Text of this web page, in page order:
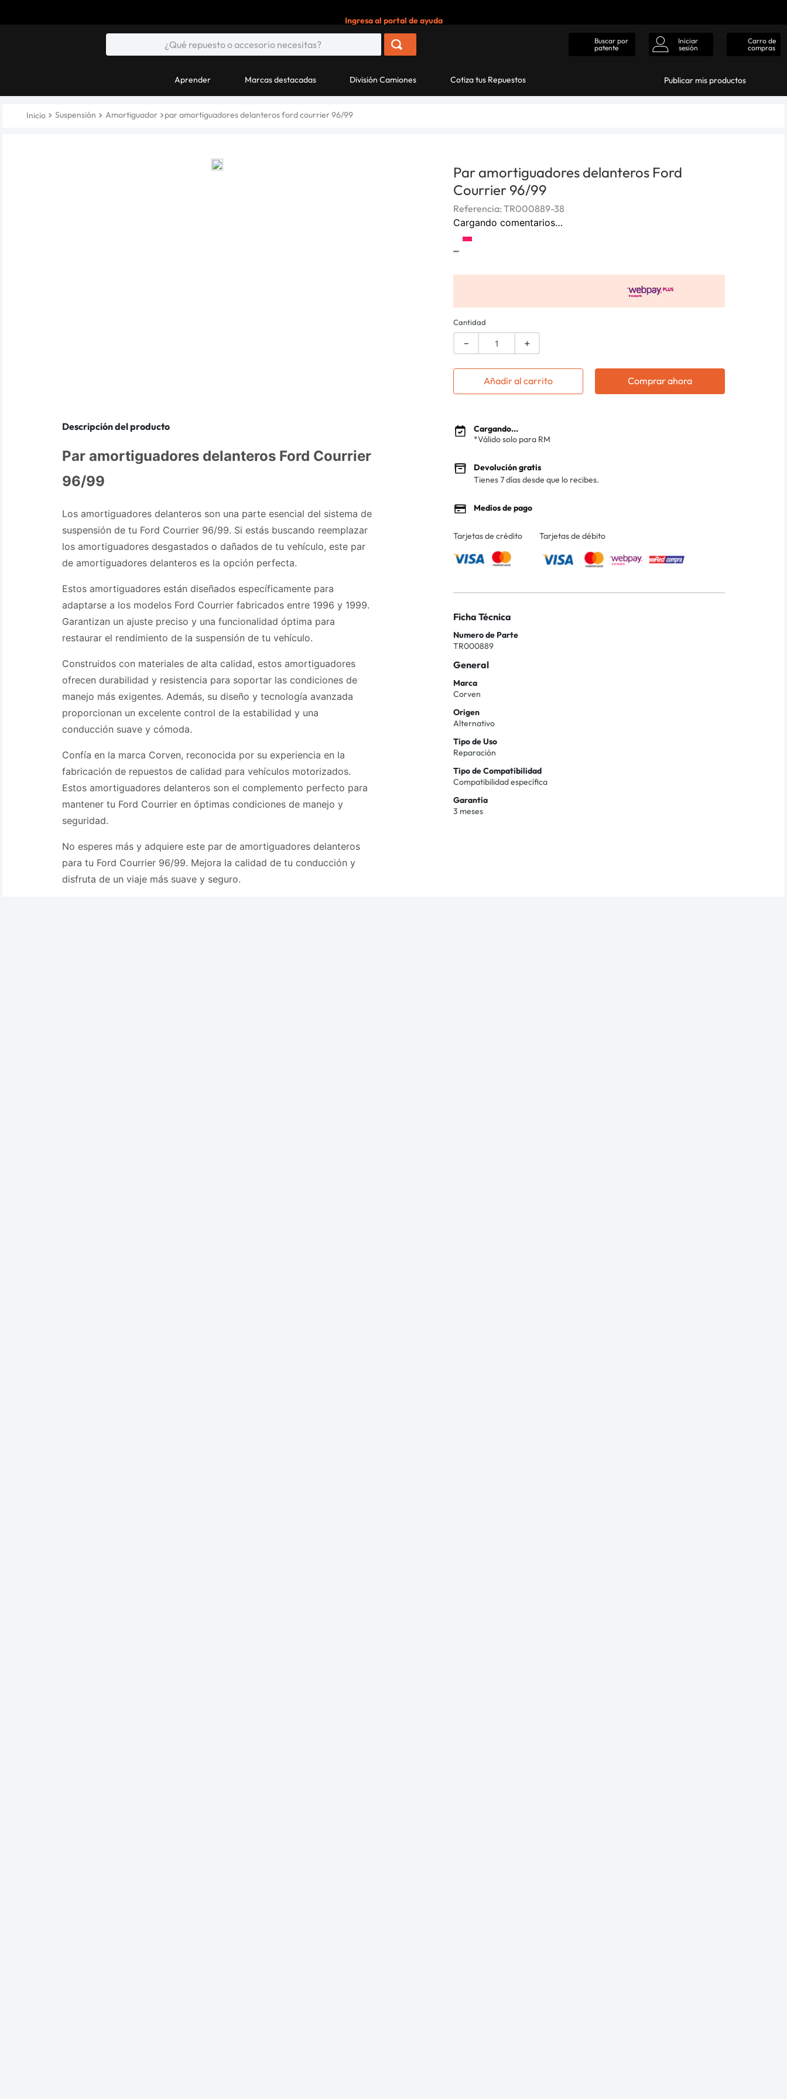
Ingresa al portal de ayuda
Buscar por
patente
Iniciar
sesión
Carro de
compras
Aprender Marcas destacadas División Camiones Cotiza tus Repuestos Publicar mis productos
Suspensión Amortiguador par amortiguadores delanteros ford courrier 96/99
Descripción del producto
Par amortiguadores delanteros Ford Courrier
96/99
Los amortiguadores delanteros son una parte esencial del sistema de
suspensión de tu Ford Courrier 96/99. Si estás buscando reemplazar
los amortiguadores desgastados o dañados de tu vehículo, este par
de amortiguadores delanteros es la opción perfecta.
Estos amortiguadores están diseñados específicamente para
adaptarse a los modelos Ford Courrier fabricados entre 1996 y 1999.
Garantizan un ajuste preciso y una funcionalidad óptima para
restaurar el rendimiento de la suspensión de tu vehículo.
Construidos con materiales de alta calidad, estos amortiguadores
ofrecen durabilidad y resistencia para soportar las condiciones de
manejo más exigentes. Además, su diseño y tecnología avanzada
proporcionan un excelente control de la estabilidad y una
conducción suave y cómoda.
Confía en la marca Corven, reconocida por su experiencia en la
fabricación de repuestos de calidad para vehículos motorizados.
Estos amortiguadores delanteros son el complemento perfecto para
mantener tu Ford Courrier en óptimas condiciones de manejo y
seguridad.
No esperes más y adquiere este par de amortiguadores delanteros
para tu Ford Courrier 96/99. Mejora la calidad de tu conducción y
disfruta de un viaje más suave y seguro.
Par amortiguadores delanteros Ford
Courrier 96/99
Referencia: TR000889-38
Cargando comentarios…
-
Cantidad
＋
－
Añadir al carrito Comprar ahora
Cargando...
*Válido solo para RM
Devolución gratis
Tienes 7 días desde que lo recibes.
Medios de pago
Tarjetas de crédito Tarjetas de débito
Ficha Técnica
Numero de Parte
TR000889
General
Marca
Corven
Origen
Alternativo
Tipo de Uso
Reparación
Tipo de Compatibilidad
Compatibilidad específica
Garantía
3 meses